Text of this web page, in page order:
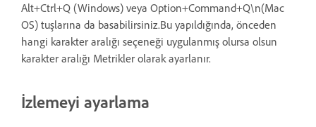
Alt+Ctrl+Q (Windows) veya Option+Command+Q\n(Mac
OS) tuşlarına da basabilirsiniz.Bu yapıldığında, önceden
hangi karakter aralığı seçeneği uygulanmış olursa olsun
karakter aralığı Metrikler olarak ayarlanır.
İzlemeyi ayarlama